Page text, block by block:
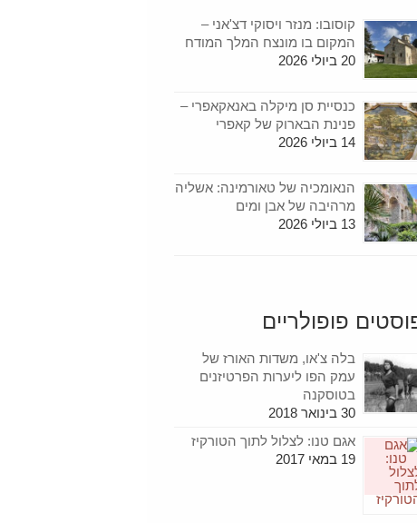
קוסובו: מנזר ויסוקי דצ'אני –
המקום בו מונצח המלך המודח
20 ביולי 2026
כנסיית סן מיקלה באנאקאפרי –
פנינת הבארוק של קאפרי
14 ביולי 2026
הנאומכיה של טאורמינה: אשליה
מרהיבה של אבן ומים
13 ביולי 2026
פופולריים
בלה צ'או, משדות האורז של
עמק הפו ליערות הפרטיזנים
בטוסקנה
30 בינואר 2018
אגם טנו: לצלול לתוך הטורקיז
19 במאי 2017